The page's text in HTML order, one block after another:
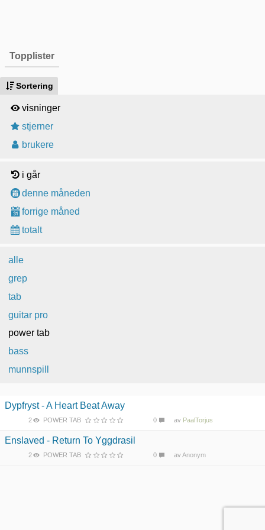
Topplister
Sortering
visninger
stjerner
brukere
i går
denne måneden
forrige måned
totalt
alle
grep
tab
guitar pro
power tab
bass
munnspill
Dypfryst - A Heart Beat Away
2 POWER TAB 0 av PaalTorjus
Enslaved - Return To Yggdrasil
2 POWER TAB 0 avAnonym